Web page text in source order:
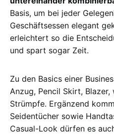
Basis, um bei jeder
Geschäftsessen elegant
erleichtert so die
und spart sogar Zeit.
Zu den Basics einer
Anzug, Pencil Skirt,
Strümpfe. Ergänzend
Seidentücher sowie
Casual-Look dürfen es